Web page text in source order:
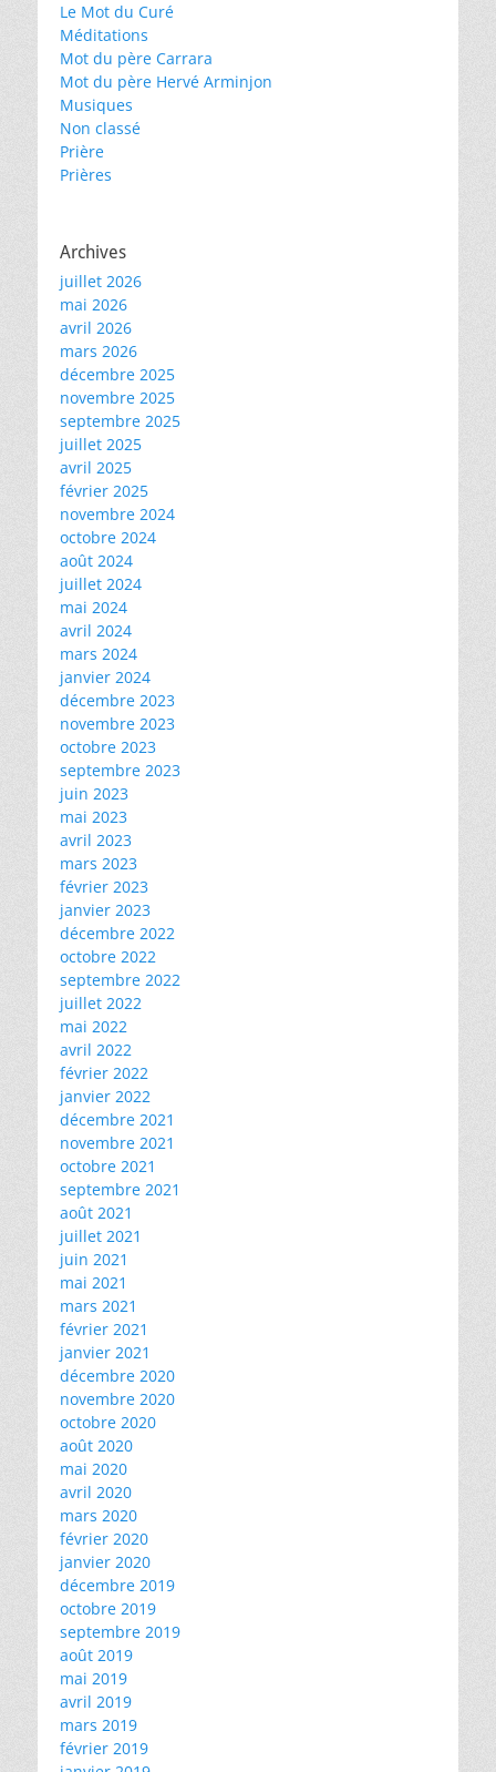
Le Mot du Curé
Méditations
Mot du père Carrara
Mot du père Hervé Arminjon
Musiques
Non classé
Prière
Prières
Archives
juillet 2026
mai 2026
avril 2026
mars 2026
décembre 2025
novembre 2025
septembre 2025
juillet 2025
avril 2025
février 2025
novembre 2024
octobre 2024
août 2024
juillet 2024
mai 2024
avril 2024
mars 2024
janvier 2024
décembre 2023
novembre 2023
octobre 2023
septembre 2023
juin 2023
mai 2023
avril 2023
mars 2023
février 2023
janvier 2023
décembre 2022
octobre 2022
septembre 2022
juillet 2022
mai 2022
avril 2022
février 2022
janvier 2022
décembre 2021
novembre 2021
octobre 2021
septembre 2021
août 2021
juillet 2021
juin 2021
mai 2021
mars 2021
février 2021
janvier 2021
décembre 2020
novembre 2020
octobre 2020
août 2020
mai 2020
avril 2020
mars 2020
février 2020
janvier 2020
décembre 2019
octobre 2019
septembre 2019
août 2019
mai 2019
avril 2019
mars 2019
février 2019